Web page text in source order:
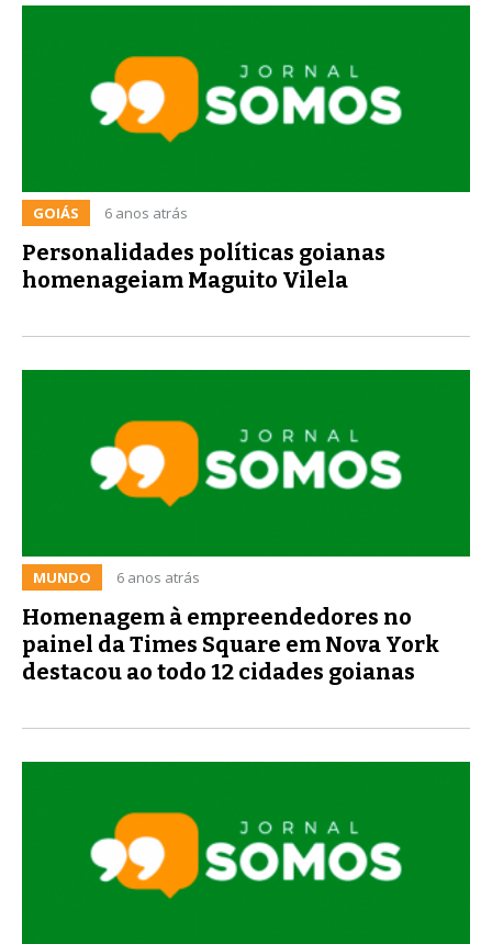
GOIÁS 6 anos atrás
Personalidades políticas goianas
homenageiam Maguito Vilela
MUNDO 6 anos atrás
Homenagem à empreendedores no
painel da Times Square em Nova York
destacou ao todo 12 cidades goianas